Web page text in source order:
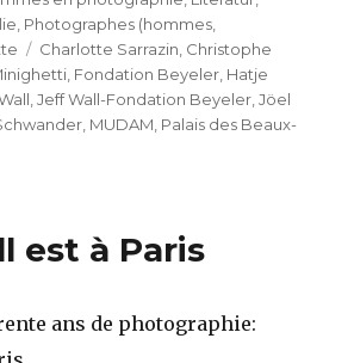
Photographes (hommes
Schlagwörter
Charlotte Sarrazin Christophe
Fondation Beyeler Hatje
,Jeff Wall-Fondation Beyeler ,Jöel
MUDAM Palais des Beaux-
est à Paris
ans de photographie: